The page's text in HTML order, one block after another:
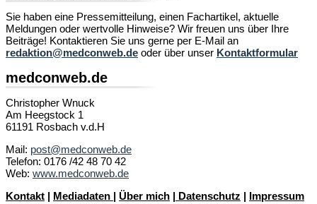
Sie haben eine Pressemitteilung, einen Fachartikel, aktuelle
Meldungen oder wertvolle Hinweise? Wir freuen uns über Ihre
Beiträge! Kontaktieren Sie uns gerne per E-Mail an
redaktion@medconweb.de oder über unser Kontaktformular
medconweb.de
Christopher Wnuck
Am Heegstock 1
61191 Rosbach v.d.H
Mail: post@medconweb.de
Telefon: 0176 /42 48 70 42
Web: www.medconweb.de
Kontakt | Mediadaten | Über mich | Datenschutz | Impressum